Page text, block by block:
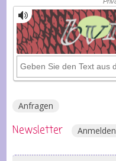
Anfragen
Newsletter Anmelden